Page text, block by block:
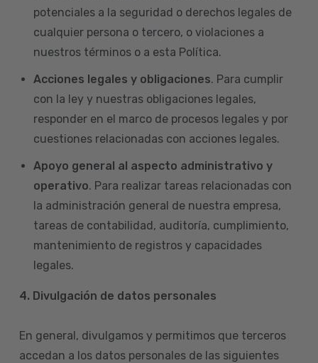
potenciales a la seguridad o derechos legales de
cualquier persona o tercero, o violaciones a
nuestros términos o a esta Política.
Acciones legales y obligaciones. Para cumplir
con la ley y nuestras obligaciones legales,
responder en el marco de procesos legales y por
cuestiones relacionadas con acciones legales.
Apoyo general al aspecto administrativo y
operativo. Para realizar tareas relacionadas con
la administración general de nuestra empresa,
tareas de contabilidad, auditoría, cumplimiento,
mantenimiento de registros y capacidades
legales.
4. Divulgación de datos personales
En general, divulgamos y permitimos que terceros
accedan a los datos personales de las siguientes